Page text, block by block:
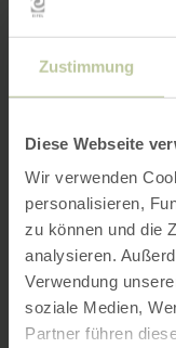
Zustimmung
Diese Webseite
Wir verwenden
personalisieren,
zu können und die
analysieren.
Verwendung
soziale Medien,
Partner führen